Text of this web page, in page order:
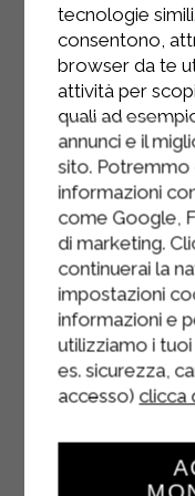
Servi caldo
tecnologie
consentono,
browser da te
attività per
quali ad
annunci e il
sito.
informazioni
come Google,
di marketing.
continuerai la
impostazioni
informazioni e
utilizziamo i
es. sicurezza,
accesso) clicca